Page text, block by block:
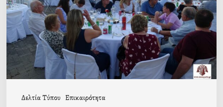
Δελτία Τύπου Επικαιρότητα
μας